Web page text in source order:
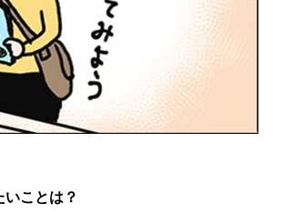
ことは？